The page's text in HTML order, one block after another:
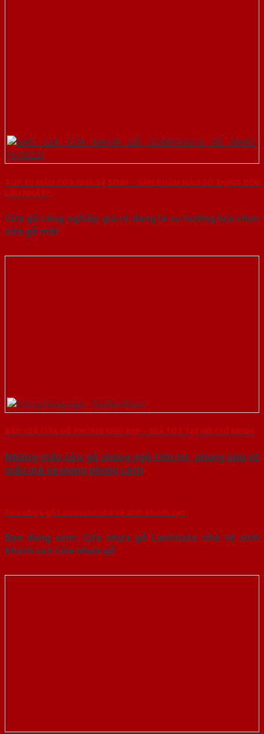
TOP 10 MẪU CỬA NHÀ VỆ SINH – SẢN PHẨM NÀO SỬ DỤNG BỀN
LÂU NHẤT?
Cửa gỗ công nghiệp giá rẻ đang là xu hướng lựa chọn
cửa gỗ mới
BÁO GIÁ CỬA GỖ PHÒNG NGỦ ĐẸP – GIÁ TỐT TẠI HỒ CHÍ MINH
Những mẫu cửa gỗ phòng ngủ tiện lợi, phong phú về
mẫu mã và mang phong cách
Cửa nhựa gỗ Laminate nhà vệ sinh khách sạn
Bạn đang xem: Cửa nhựa gỗ Laminate nhà vệ sinh
khách sạn Cửa nhựa gỗ